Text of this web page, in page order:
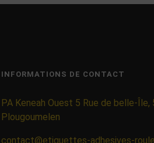
INFORMATIONS DE CONTACT
PA Keneah Ouest 5 Rue de belle-Île,
Plougoumelen
contact@etiquettes-adhesives-